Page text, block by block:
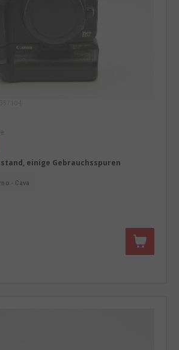
einige Gebrauchsspuren
- Cava